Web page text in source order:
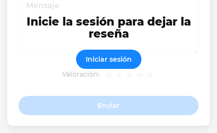
Valoración:
Enviar
Inicie la sesión para dejar la
reseña
Iniciar sesión